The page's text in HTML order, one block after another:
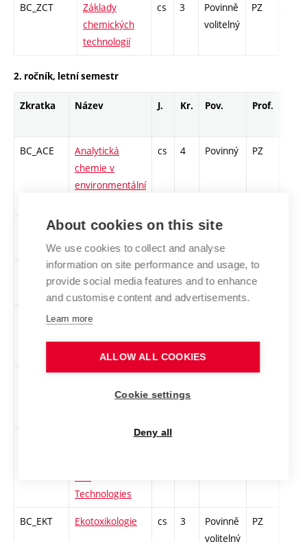
BC_ZCT
Základy
chemických
technologií
cs 3
Povinně
volitelný
PZ
2. ročník, letní semestr
Zkratka Název J. Kr. Pov. Prof.
BC_ACE
Analytická
chemie v
environmentální
cs 4 Povinný PZ
BC_EB1
Environmentální
bezpečnost I
cs 6 Povinný
Environmentální
chemie II
Povinný
BC_CHEL
Chemická a
legislativa
hospodářství a
Technologies
BC_EKT Ekotoxikologie cs 3
Povinně
volitelný
PZ
About cookies on this site
We use cookies to collect and analyse
information on site performance and usage, to
provide social media features and to enhance
and customise content and advertisements.
Learn more
ALLOW ALL COOKIES
Cookie settings
Deny all